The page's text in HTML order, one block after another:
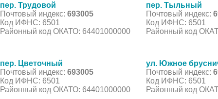
пер. Трудовой
Почтовый индекс: 693005
Код ИФНС: 6501
Районный код ОКАТО: 64401000000
пер. Тыльный
Почтовый индекс:
Код ИФНС: 6501
Районный код
пер. Цветочный
Почтовый индекс: 693005
Код ИФНС: 6501
Районный код ОКАТО: 64401000000
ул. Южное
Почтовый индекс:
Код ИФНС: 6501
Районный код